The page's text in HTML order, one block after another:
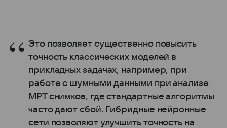
Это позволяет существенно повысить
точность классических моделей в
прикладных задачах, например, при
работе с шумными данными при анализе
МРТ снимков, где стандартные алгоритмы
часто дают сбой. Гибридные нейронные
сети позволяют улучшить точность на